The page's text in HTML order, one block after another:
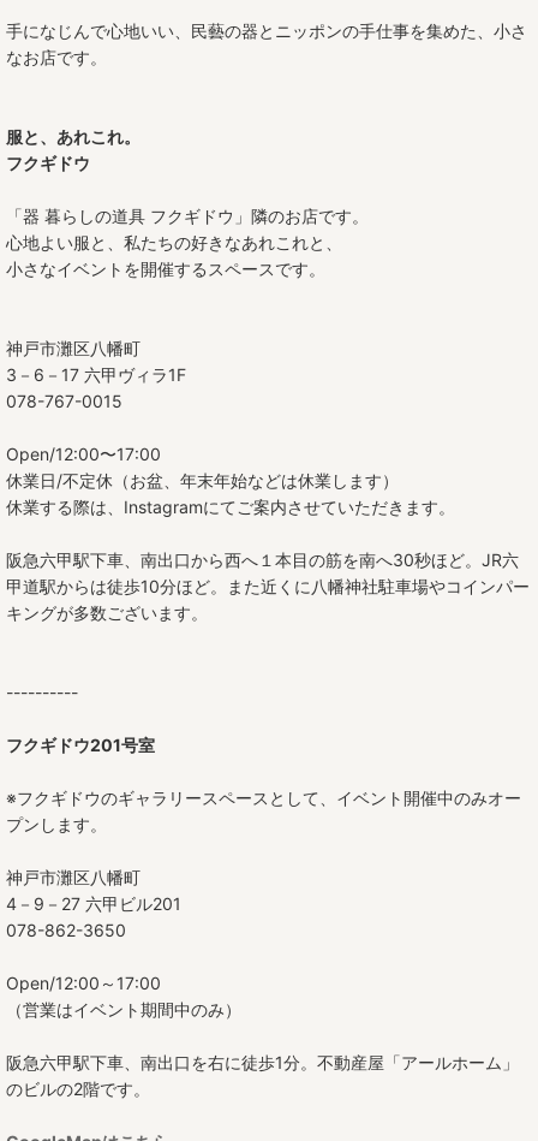
手になじんで心地いい、民藝の器とニッポンの手仕事を集めた、小さ
なお店です。
服と、あれこれ。
フクギドウ
「器 暮らしの道具 フクギドウ」隣のお店です。
心地よい服と、私たちの好きなあれこれと、
小さなイベントを開催するスペースです。
神戸市灘区八幡町
3－6－17 六甲ヴィラ1F
078-767-0015
Open/12:00〜17:00
休業日/不定休（お盆、年末年始などは休業します）
休業する際は、Instagramにてご案内させていただきます。
阪急六甲駅下車、南出口から西へ１本目の筋を南へ30秒ほど。JR六
甲道駅からは徒歩10分ほど。また近くに八幡神社駐車場やコインパー
キングが多数ございます。
----------
フクギドウ201号室
※フクギドウのギャラリースペースとして、イベント開催中のみオー
プンします。
神戸市灘区八幡町
4－9－27 六甲ビル201
078-862-3650
Open/12:00～17:00
（営業はイベント期間中のみ）
阪急六甲駅下車、南出口を右に徒歩1分。不動産屋「アールホーム」
のビルの2階です。